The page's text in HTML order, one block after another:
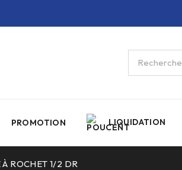
PROMOTION LIQUIDATION
À ROCHET 1/2 DR